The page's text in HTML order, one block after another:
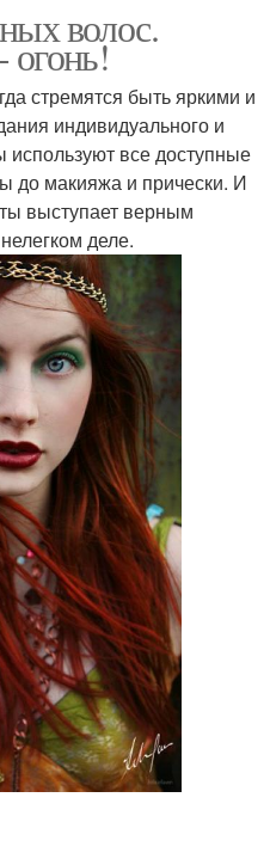
волос.
огонь!
стремятся быть яркими и
индивидуального и
все доступные
до макияжа и прически. И
выступает верным
деле.